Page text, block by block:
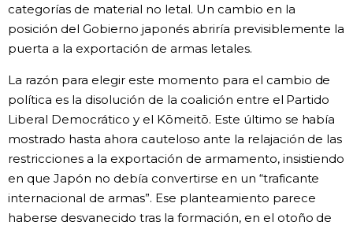
categorías de material no letal. Un cambio en la
posición del Gobierno japonés abriría previsiblemente la
puerta a la exportación de armas letales.
La razón para elegir este momento para el cambio de
política es la disolución de la coalición entre el Partido
Liberal Democrático y el Kōmeitō. Este último se había
mostrado hasta ahora cauteloso ante la relajación de las
restricciones a la exportación de armamento, insistiendo
en que Japón no debía convertirse en un “traficante
internacional de armas”. Ese planteamiento parece
haberse desvanecido tras la formación, en el otoño de